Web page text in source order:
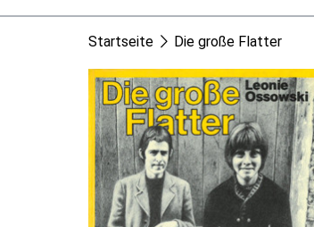
Startseite Die große Flatter